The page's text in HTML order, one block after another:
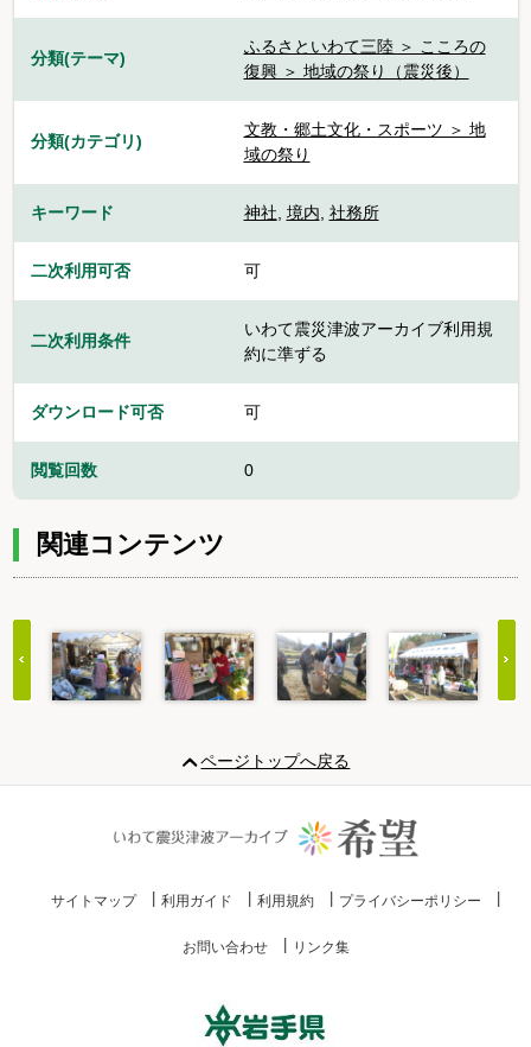
分類(テーマ)
ふるさといわて三陸 ＞ こころの
復興 ＞ 地域の祭り（震災後）
分類(カテゴリ)
文教・郷土文化・スポーツ ＞ 地
域の祭り
キーワード 神社, 境内, 社務所
二次利用可否 可
二次利用条件
いわて震災津波アーカイブ利用規
約に準ずる
ダウンロード可否 可
閲覧回数 0
関連コンテンツ
20
ページトップへ戻る
サイトマップ 利用ガイド 利用規約 プライバシーポリシー
お問い合わせ リンク集